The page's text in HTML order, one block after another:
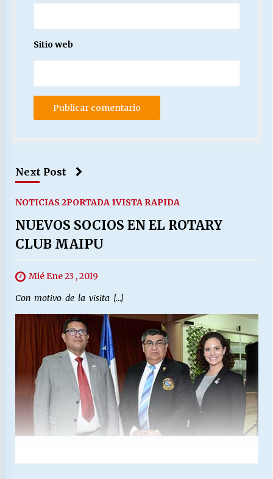
Sitio web
Next Post
NOTICIAS 2PORTADA 1VISTA RAPIDA
NUEVOS SOCIOS EN EL ROTARY
CLUB MAIPU
Mié Ene 23 , 2019
Con motivo de la visita […]